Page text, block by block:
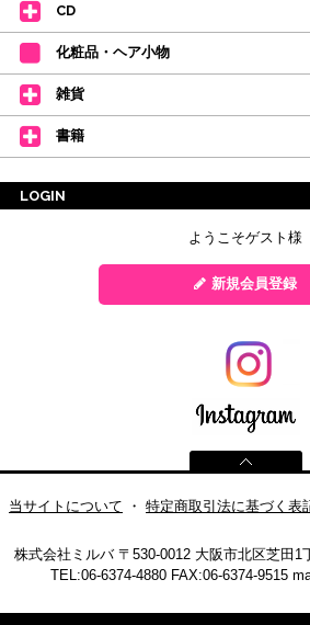
CD
化粧品・ヘア小物
雑貨
書籍
LOGIN
ようこそゲスト様
新規会員登録
当サイトについて ・ 特定商取引法に基づく表
株式会社ミルバ 〒530-0012 大阪市北区芝田1
TEL:06-6374-4880FAX:06-6374-9515